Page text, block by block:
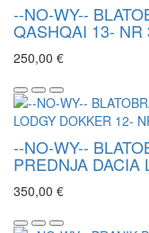
--NO-WY--
QASHQAI 13- NR
250,00 €
--NO-WY--
PREDNJA DACIA
350,00 €